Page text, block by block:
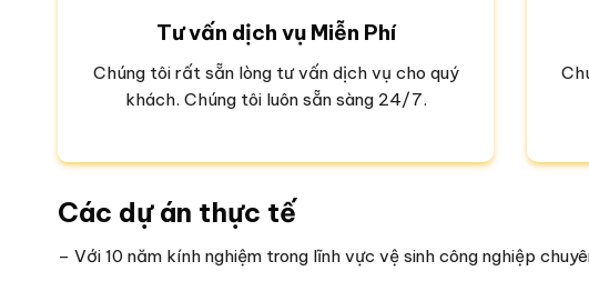
Tư vấn dịch vụ Miễn Phí
Chúng tôi rất sẵn lòng tư vấn dịch vụ cho quý
khách. Chúng tôi luôn sẵn sàng 24/7.
Các dự án thực tế
– Với 10 năm kính nghiệm trong lĩnh vực vệ sinh công nghiệp